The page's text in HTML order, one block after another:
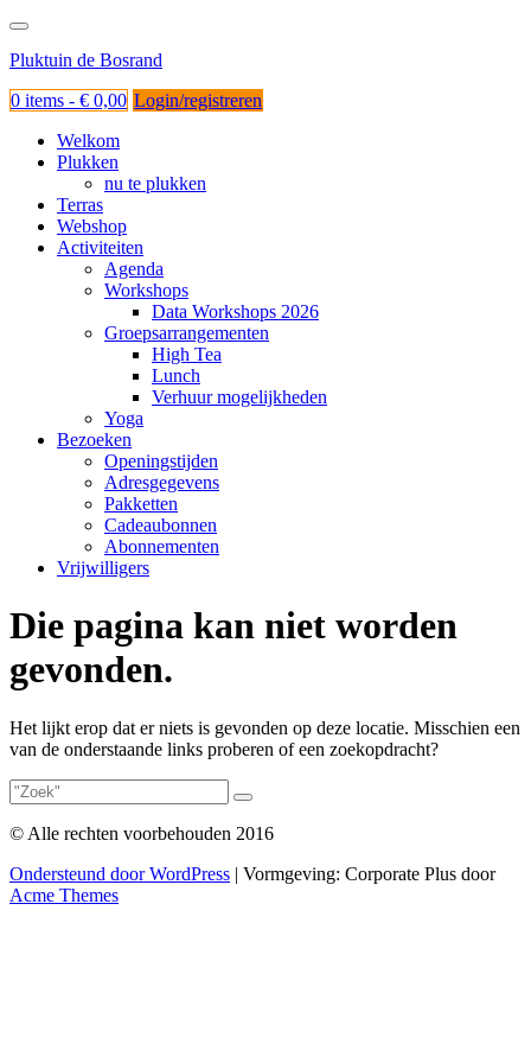
Ga
de
Pluktuin de Bosrand
0 items - € 0,00 Login/registreren
Welkom
Plukken
nu te plukken
Terras
Webshop
Activiteiten
Agenda
Workshops
Data Workshops 2026
Groepsarrangementen
High Tea
Lunch
Verhuur mogelijkheden
Yoga
Bezoeken
Openingstijden
Adresgegevens
Pakketten
Cadeaubonnen
Abonnementen
Vrijwilligers
Die pagina kan niet worden
gevonden.
Het lijkt erop dat er niets is gevonden op deze locatie. Misschien een
van de onderstaande links proberen of een zoekopdracht?
© Alle rechten voorbehouden 2016
Ondersteund door WordPress | Vormgeving: Corporate Plus door
Acme Themes